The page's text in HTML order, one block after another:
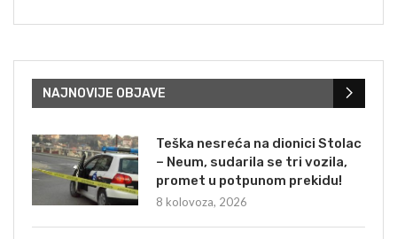
NAJNOVIJE OBJAVE
Teška nesreća na dionici Stolac
– Neum, sudarila se tri vozila,
promet u potpunom prekidu!
8 kolovoza, 2026